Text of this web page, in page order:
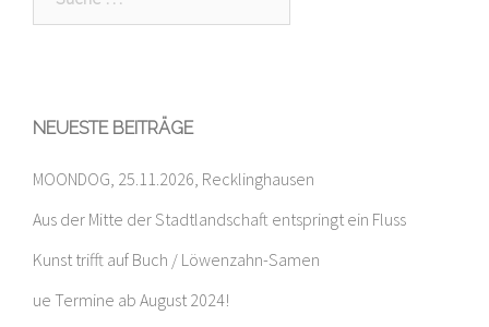
NEUESTE BEITRÄGE
MOONDOG, 25.11.2026, Recklinghausen
Aus der Mitte der Stadtlandschaft entspringt ein Fluss
Kunst trifft auf Buch / Löwenzahn-Samen
ue Termine ab August 2024!